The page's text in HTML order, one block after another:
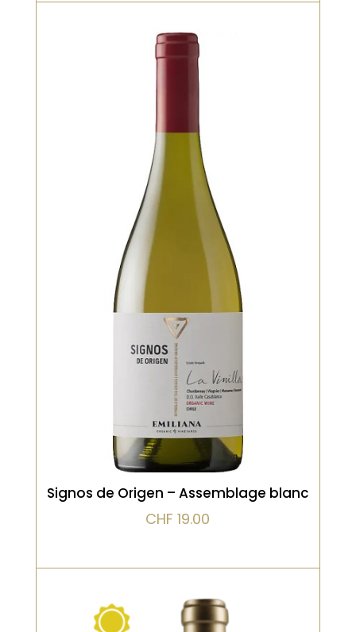
Bio, Blanc, Vieilli en fût de chêne
Un assemblage raffiné, où le
Chardonnay apporte structure et
fruits blancs, tandis que la Roussanne
ajoute une touche florale et une
texture plus ample. Le nez évoque la
pêche, la fleur d’acacia et une pointe
d’amande. En bouche, c’est un vin
complexe, long, avec une finale
élégante et légèrement épicée
VOIR LE PRODUIT
Signos de Origen – Assemblage blanc
CHF 19.00